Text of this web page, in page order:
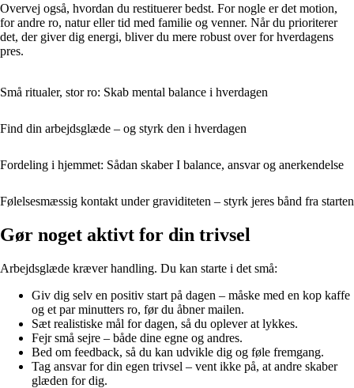
Overvej også, hvordan du restituerer bedst. For nogle er det motion,
for andre ro, natur eller tid med familie og venner. Når du prioriterer
det, der giver dig energi, bliver du mere robust over for hverdagens
pres.
Små ritualer, stor ro: Skab mental balance i hverdagen
Find din arbejdsglæde – og styrk den i hverdagen
Fordeling i hjemmet: Sådan skaber I balance, ansvar og anerkendelse
Følelsesmæssig kontakt under graviditeten – styrk jeres bånd fra starten
Gør noget aktivt for din trivsel
Arbejdsglæde kræver handling. Du kan starte i det små:
Giv dig selv en positiv start på dagen – måske med en kop kaffe
og et par minutters ro, før du åbner mailen.
Sæt realistiske mål for dagen, så du oplever at lykkes.
Fejr små sejre – både dine egne og andres.
Bed om feedback, så du kan udvikle dig og føle fremgang.
Tag ansvar for din egen trivsel – vent ikke på, at andre skaber
glæden for dig.